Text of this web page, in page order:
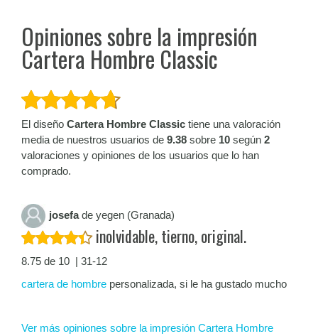
Opiniones sobre la impresión
Cartera Hombre Classic
El diseño Cartera Hombre Classic tiene una valoración
media de nuestros usuarios de 9.38 sobre 10 según 2
valoraciones y opiniones de los usuarios que lo han
comprado.
josefade yegen (Granada)
inolvidable, tierno, original.
8.75 de 10 | 31-12
cartera de hombre personalizada, si le ha gustado mucho
Ver más opiniones sobre la impresión Cartera Hombre